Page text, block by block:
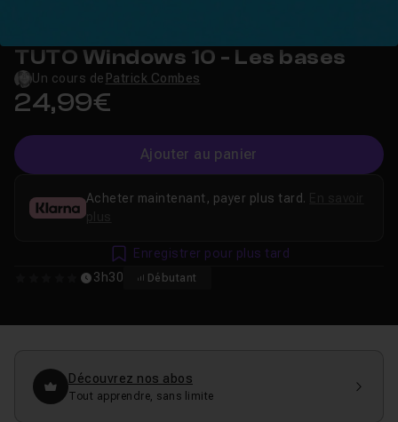
TUTO Windows 10 - Les bases
Un cours de Patrick Combes
24,99€
Ajouter au panier
3h30 Débutant
Acheter maintenant, payer plus tard.
plus
Enregistrer pour plus tard
Découvrez nos abos
Tout apprendre, sans limite